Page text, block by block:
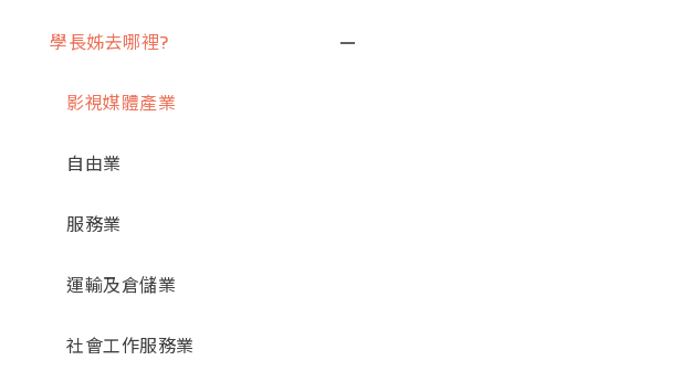
學長姊去哪裡?
影視媒體產業
自由業
服務業
運輸及倉儲業
社會工作服務業